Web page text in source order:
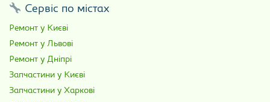
Сервіс по містах
Ремонт у Києві
Ремонт у Львові
Ремонт у Дніпрі
Запчастини у Києві
Запчастини у Харкові